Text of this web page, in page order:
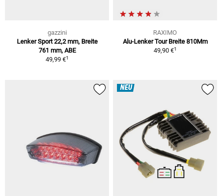
gazzini
Lenker Sport 22,2 mm, Breite
761 mm, ABE
49,99 €1
RAXIMO
Alu-Lenker Tour Breite 810Mm
49,90 €1
NEU